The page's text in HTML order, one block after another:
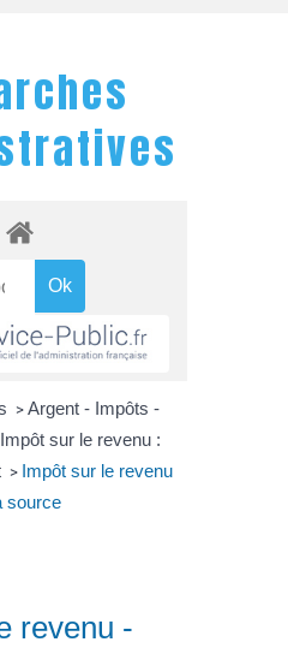
> Argent - Impôts -
Impôt sur le revenu :
> Impôt sur le revenu
source
revenu -